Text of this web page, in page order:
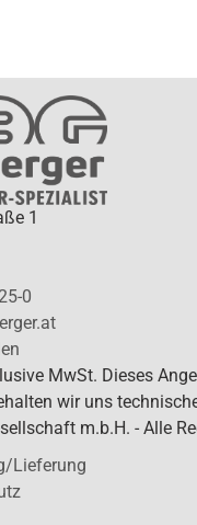
1
0
MwSt. Dieses
wir uns
m.b.H. - Alle
Lieferung